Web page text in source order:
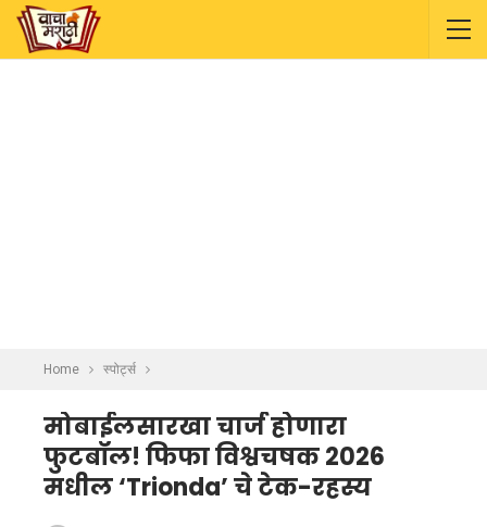
Home स्पोर्ट्स
मोबाईलसारखा चार्ज होणारा
फुटबॉल! फिफा विश्वचषक 2026
मधील ‘Trionda’ चे टेक-रहस्य